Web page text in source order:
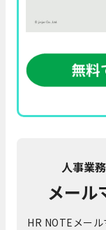
人事業
メール
HR NOTEメー